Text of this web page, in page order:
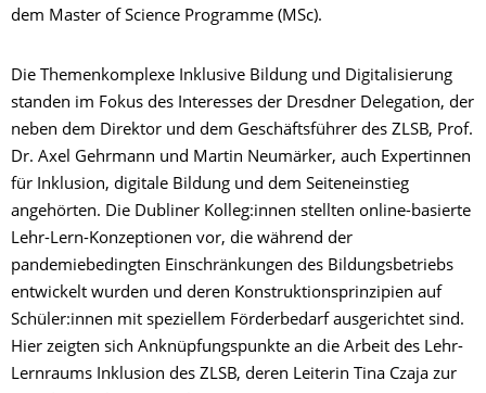
dem Master of Science Programme (MSc).
Die Themenkomplexe Inklusive Bildung und Digitalisierung
standen im Fokus des Interesses der Dresdner Delegation, der
neben dem Direktor und dem Geschäftsführer des ZLSB, Prof.
Dr. Axel Gehrmann und Martin Neumärker, auch Expertinnen
für Inklusion, digitale Bildung und dem Seiteneinstieg
angehörten. Die Dubliner Kolleg:innen stellten online-basierte
Lehr-Lern-Konzeptionen vor, die während der
pandemiebedingten Einschränkungen des Bildungsbetriebs
entwickelt wurden und deren Konstruktionsprinzipien auf
Schüler:innen mit speziellem Förderbedarf ausgerichtet sind.
Hier zeigten sich Anknüpfungspunkte an die Arbeit des Lehr-
Lernraums Inklusion des ZLSB, deren Leiterin Tina Czaja zur